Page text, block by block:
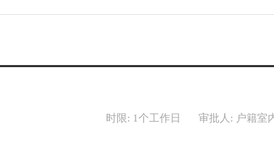
时限: 1个工作日 审批人: 户籍室